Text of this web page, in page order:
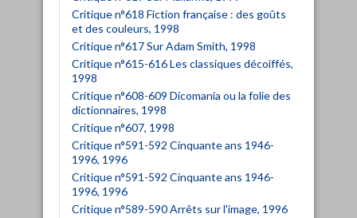
Critique n°618 Fiction française : des goûts
et des couleurs, 1998
Critique n°617 Sur Adam Smith, 1998
Critique n°615-616 Les classiques décoiffés,
1998
Critique n°608-609 Dicomania ou la folie des
dictionnaires, 1998
Critique n°607, 1998
Critique n°591-592 Cinquante ans 1946-
1996, 1996
Critique n°591-592 Cinquante ans 1946-
1996, 1996
Critique n°589-590 Arrêts sur l'image, 1996